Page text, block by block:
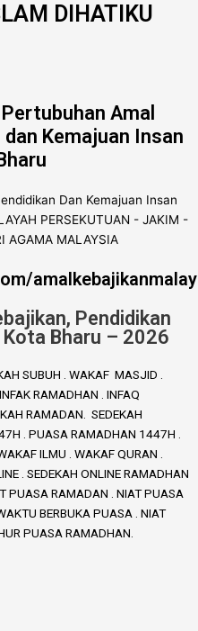
DIHATIKU
Amal
Kemajuan Insan
Pendidikan
Bharu – 2026
SUBUH . WAKAF MASJID .
RAMADHAN . INFAQ
RAMADAN. SEDEKAH
. PUASA RAMADHAN 1447H .
ILMU . WAKAF QURAN .
. SEDEKAH ONLINE RAMADHAN
PUASA RAMADAN . NIAT PUASA
BERBUKA PUASA . NIAT
PUASA RAMADHAN.